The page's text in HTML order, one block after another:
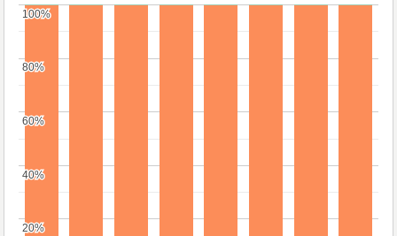
20%
20%
40%
40%
60%
60%
80%
80%
100%
100%